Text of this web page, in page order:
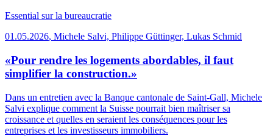
Essential sur la bureaucratie
01.05.2026, Michele Salvi, Philippe Güttinger, Lukas Schmid
«Pour rendre les logements abordables, il faut
simplifier la construction.»
Dans un entretien avec la Banque cantonale de Saint-Gall, Michele
Salvi explique comment la Suisse pourrait bien maîtriser sa
croissance et quelles en seraient les conséquences pour les
entreprises et les investisseurs immobiliers.